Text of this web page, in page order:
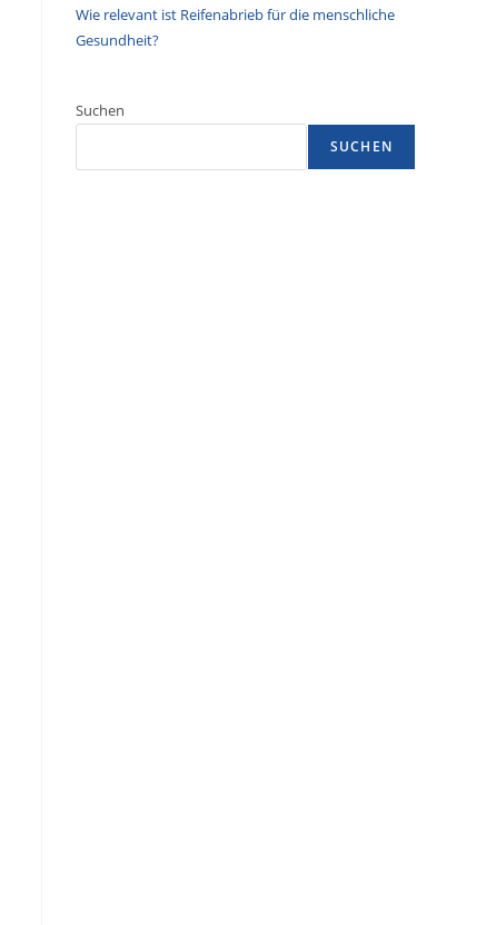
Wie relevant ist Reifenabrieb für die menschliche
Gesundheit?
Suchen
SUCHEN